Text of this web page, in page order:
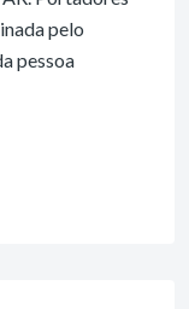
pelo
pessoa